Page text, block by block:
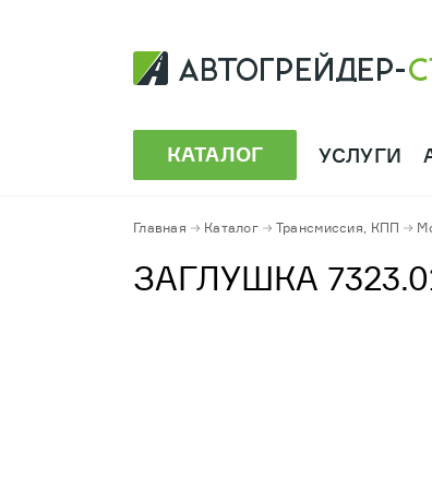
КАТАЛОГ УСЛУГИ
Главная Каталог Трансмиссия, КПП
ЗАГЛУШКА